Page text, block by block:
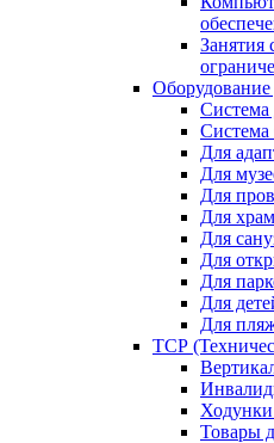
Занятия
Оборудование
Система
Для
Для
Для
Для
Для
Для
Для
Для
Для
ТСР
Товары